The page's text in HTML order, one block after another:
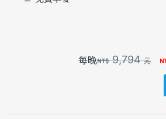
每晚 9,794元